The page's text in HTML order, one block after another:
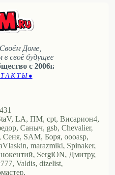
Доме,
в своё будущее
с 2006г.
А К Т Ы ●
431
LA, ПМ, cpt, Висариoн4,
Саныч, gsb, Chevalier,
SAM, Боря, oooasp,
marazmiki, Spinaker,
SergiON, Дмитру,
Valdis, dizelist,